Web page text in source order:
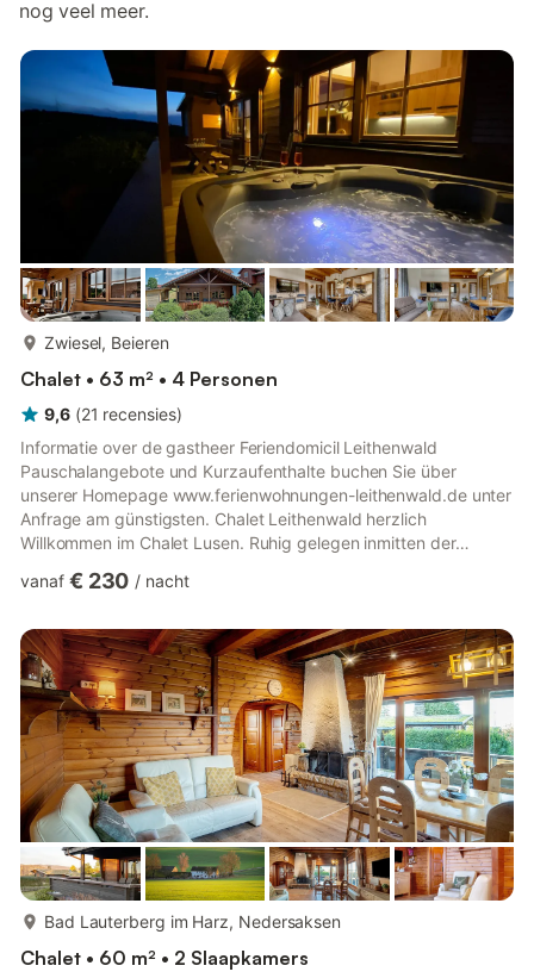
nog veel meer.
Zwiesel, Beieren
Chalet • 63 m² • 4 Personen
9,6 (21 recensies)
Informatie over de gastheer Feriendomicil Leithenwald
Pauschalangebote und Kurzaufenthalte buchen Sie über
unserer Homepage www.ferienwohnungen-leithenwald.de unter
Anfrage am günstigsten. Chalet Leithenwald herzlich
Willkommen im Chalet Lusen. Ruhig gelegen inmitten der
in die Ursprünglichkeit ländlichen Lebens zwischen Wald und
in Komfort und herzlicher Gastlichkeit finden Sie zurück zu sich
selbst zu innerer Ruhe und familiärer Zufriedenheit. So gestärkt
können S...
vanaf € 230 / nacht
Bad Lauterberg im Harz, Nedersaksen
Chalet • 60 m² • 2 Slaapkamers